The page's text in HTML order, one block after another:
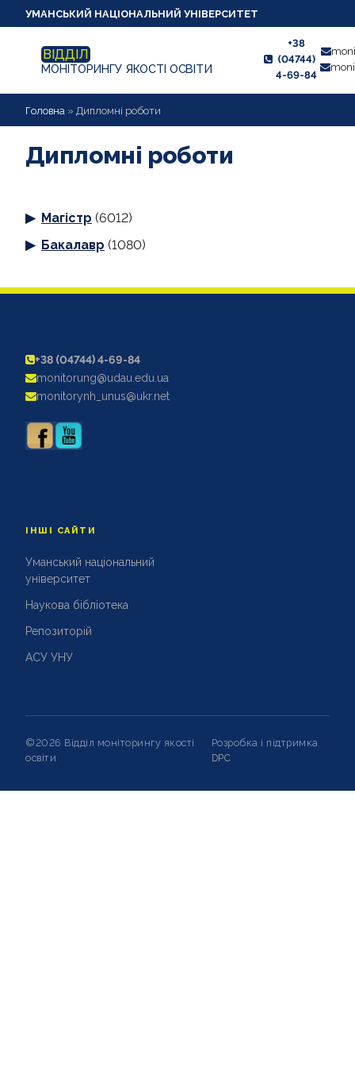
УМАНСЬКИЙ НАЦІОНАЛЬНИЙ УНІВЕРСИТЕТ
ВІДДІЛ
МОНІТОРИНГУ ЯКОСТІ ОСВІТИ
+38
(04744)
4-69-84
НОВИНИ
ПРО ВІДДІЛ
ВИКЛАДАЧУ
АНКЕТУВАННЯ
ДИПЛОМНІ РОБОТИ
АКРЕДИТАЦІЙНІ ЕКСПЕРТИЗИ
АКАДЕМІЧНА ДОБРОЧЕСНІСТЬ
Головна » Дипломні роботи
Дипломні роботи
Магістр (6012)
Бакалавр (1080)
+38 (04744) 4-69-84
monitorung@udau.edu.ua
monitorynh_unus@ukr.net
ІНШІ САЙТИ
Уманський національний
університет
Наукова бібліотека
Репозиторій
АСУ УНУ
©2026 Відділ моніторингу якості
освіти
Розробка і підтримка
DPC